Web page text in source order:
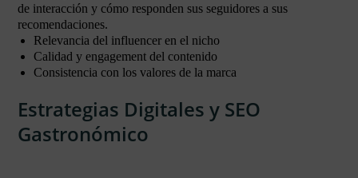
de interacción y cómo responden sus seguidores a sus
recomendaciones.
Relevancia del influencer en el nicho
Calidad y engagement del contenido
Consistencia con los valores de la marca
Estrategias Digitales y SEO
Gastronómico